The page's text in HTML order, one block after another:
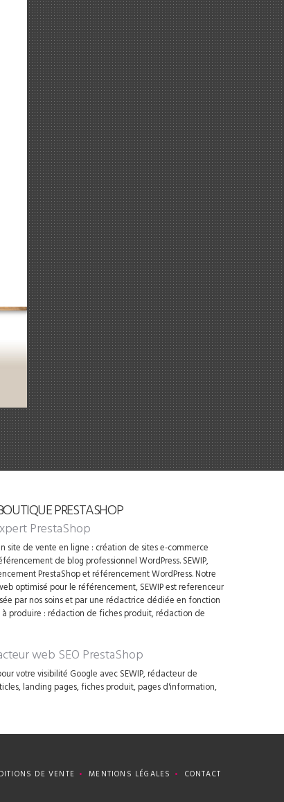
PRESTASHOP
PrestaShop
site de vente en ligne : création de sites e-commerce
de blog professionnel WordPress. SEWIP,
PrestaShop et référencement WordPress. Notre
optimisé pour le référencement, SEWIP est referenceur
par nos soins et par une rédactrice dédiée en fonction
produire : rédaction de fiches produit, rédaction de
web SEO PrestaShop
votre visibilité Google avec SEWIP, rédacteur de
landing pages, fiches produit, pages d'information,
DE VENTE MENTIONS LÉGALES CONTACT